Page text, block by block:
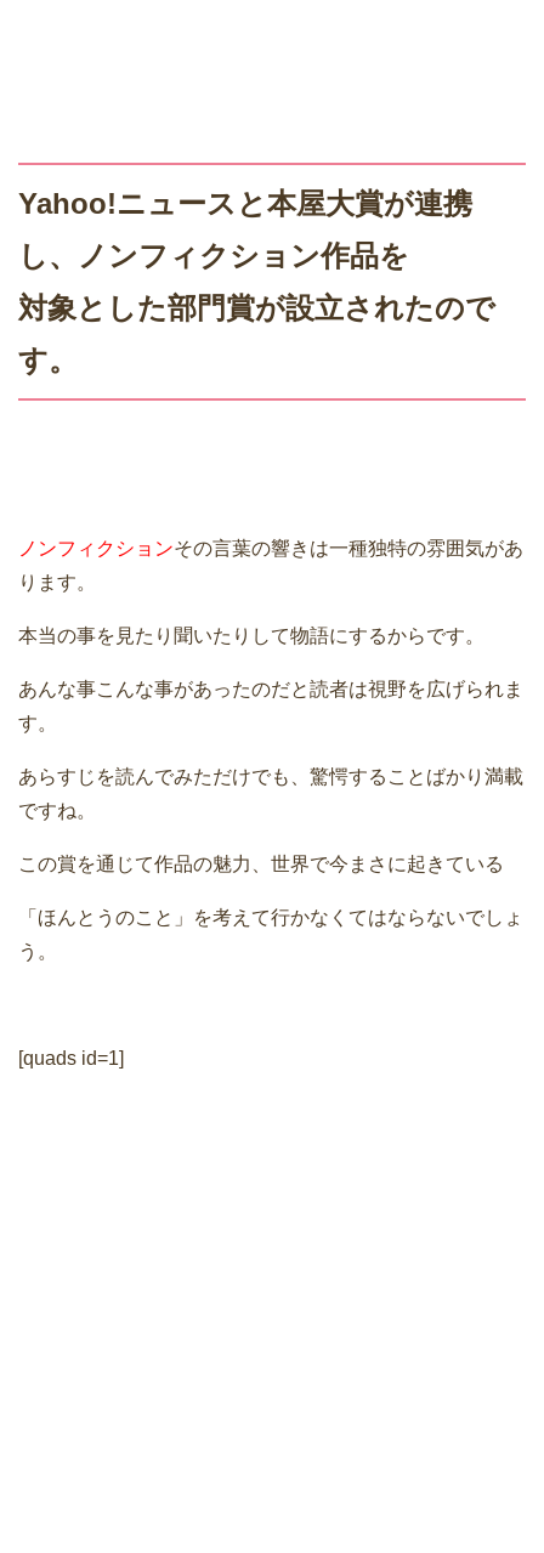
Yahoo!ニュースと本屋大賞が連携
し、ノンフィクション作品を
対象とした部門賞が設立されたので
す。
ノンフィクションその言葉の響きは一種独特の雰囲気があ
ります。
本当の事を見たり聞いたりして物語にするからです。
あんな事こんな事があったのだと読者は視野を広げられま
す。
あらすじを読んでみただけでも、驚愕することばかり満載
ですね。
この賞を通じて作品の魅力、世界で今まさに起きている
「ほんとうのこと」を考えて行かなくてはならないでしょ
う。
[quads id=1]